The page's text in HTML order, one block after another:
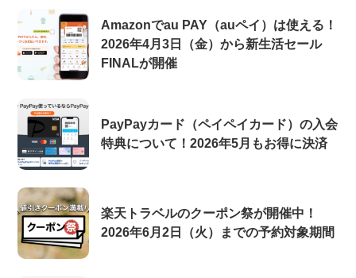
Amazonでau PAY（auペイ）は使える！
2026年4月3日（金）から新生活セール
FINALが開催
PayPayカード（ペイペイカード）の入会
特典について！2026年5月もお得に決済
楽天トラベルのクーポン祭が開催中！
2026年6月2日（火）までの予約対象期間